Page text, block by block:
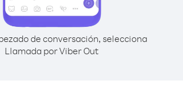
de conversación, selecciona
Llamada por Viber Out